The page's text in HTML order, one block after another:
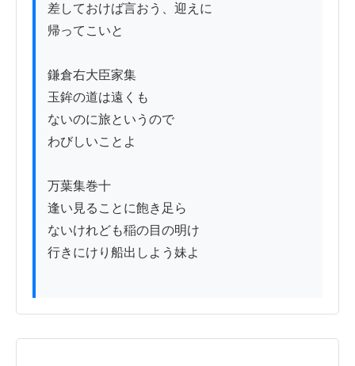
差しておけば言おう、迎えに
帰ってこいと
鎌倉右大臣家集
玉鉾の道は遠くも
ないのに旅というので
わびしいことよ
万葉集巻十
逢い見ることに飽き足ら
ないけれども稲の目の明け
行きにけり船出しよう妹よ